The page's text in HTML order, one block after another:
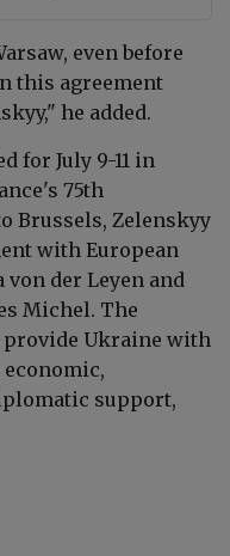
even before
this agreement
he added.
for July 9-11 in
75th
Brussels, Zelenskyy
with European
der Leyen and
Michel. The
provide Ukraine with
support,